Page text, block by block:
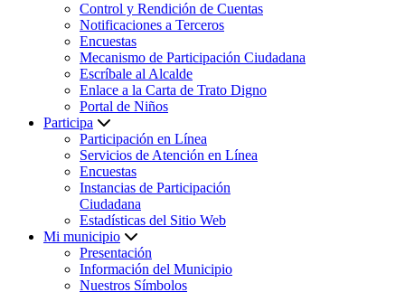
Control y Rendición de Cuentas
Notificaciones a Terceros
Encuestas
Mecanismo de Participación Ciudadana
Escríbale al Alcalde
Enlace a la Carta de Trato Digno
Portal de Niños
Participa
Participación en Línea
Servicios de Atención en Línea
Encuestas
Instancias de Participación
Ciudadana
Estadísticas del Sitio Web
Mi municipio
Presentación
Información del Municipio
Nuestros Símbolos